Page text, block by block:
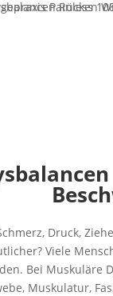
Druck,
Viele
Bei Muskuläre
Muskulatur,